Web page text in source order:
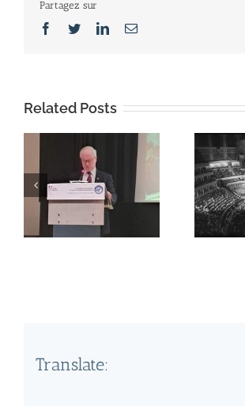
Partagez sur
Facebook
TwitterLinkedInEmail
Related Posts
Translate: